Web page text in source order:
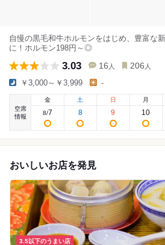
自慢の黒毛和牛ホルモンをはじめ、豊富な
に！ホルモン198円～◎
3.03 16 人 206 人
￥3,000～￥3,999 -
空席
情報
金
8/7
土
8
日
9
月
10
おいしいお店を発見
3.5以下のうまい店